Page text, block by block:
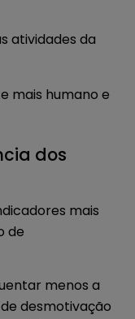
atividades da
mais humano e
dos
mais
de
menos a
desmotivação